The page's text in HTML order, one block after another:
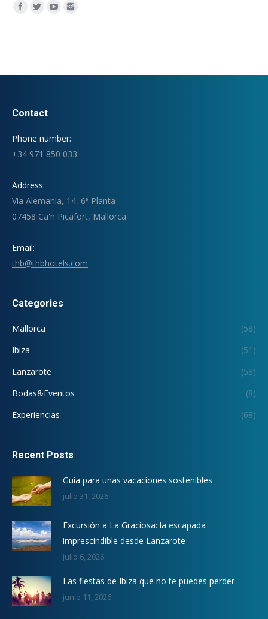
Encuéntranos en:
Contact
Phone number:
+34 971 850 033
Address:
Via Alemania, 14, 6ª Planta
07458 Ca'n Picafort, Mallorca
Email:
thb@thbhotels.com
Categories
Mallorca
(58)
Ibiza
(51)
Lanzarote
(58)
Bodas&Eventos
(8)
Experiencias
(68)
Recent Posts
Guía para unas vacaciones sostenibles
julio 31, 2026
Excursión a La Graciosa: la escapada
imprescindible desde Lanzarote
julio 6, 2026
Las fiestas de Ibiza que no te puedes perder
junio 11, 2026